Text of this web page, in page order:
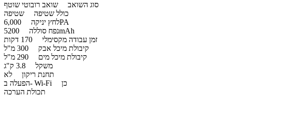
סוג השואב שואב רובוטי שוטף
כולל שטיפה שטיפה
לחץ יניקה6,000PA
נפח סוללה5200mAh
זמן עבודה מקסימלי
קיבולת מיכל אבק
קיבולת מיכל מים
משקל
תחנת ריקון לא
הפעלה ב- Wi-Fi
כן
תכולת הערכה